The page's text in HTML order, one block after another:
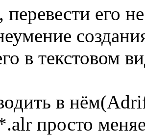
перевести его
в текстовом
в
просто